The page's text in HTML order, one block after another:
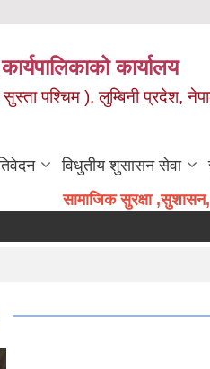
कार्यालय
पश्चिम ), लुम्बिनी प्रदेश,
विधुतीय शुसासन सेवा
सामाजिक सुरक्षा ,सुशासन,